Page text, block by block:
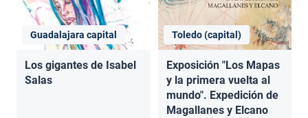
Guadalajara capital
Los gigantes de Isabel
Salas
Toledo (capital)
Exposición "Los Mapas
y la primera vuelta al
mundo". Expedición de
Magallanes y Elcano